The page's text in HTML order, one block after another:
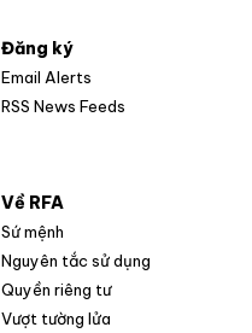
Đăng ký
Email Alerts
RSS News Feeds
Về RFA
Sứ mệnh
Nguyên tắc sử dụng
Quyền riêng tư
Vượt tường lửa